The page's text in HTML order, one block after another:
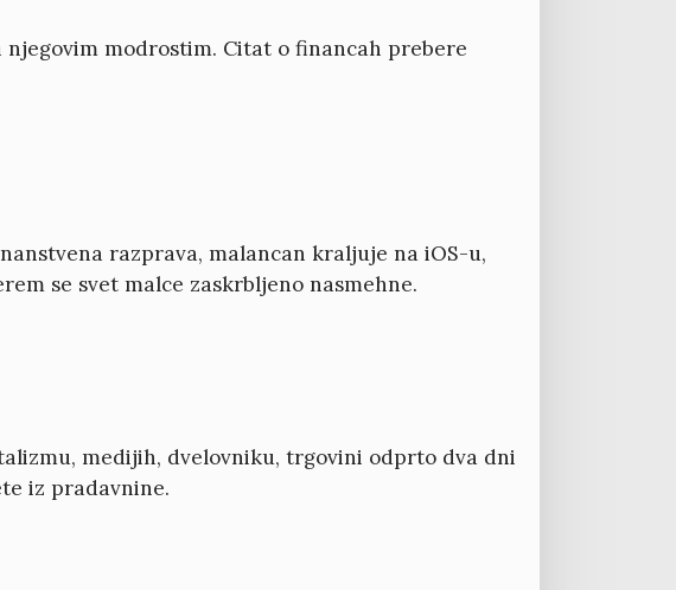
modrostim. Citat o financah prebere
razprava, malancan kraljuje na iOS-u,
se svet malce zaskrbljeno nasmehne.
medijih, dvelovniku, trgovini odprto dva dni
iz pradavnine.